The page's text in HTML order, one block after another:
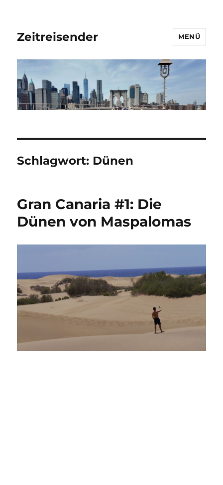
Zeitreisender MENÜ
Schlagwort: Dünen
Gran Canaria #1: Die
Dünen von Maspalomas